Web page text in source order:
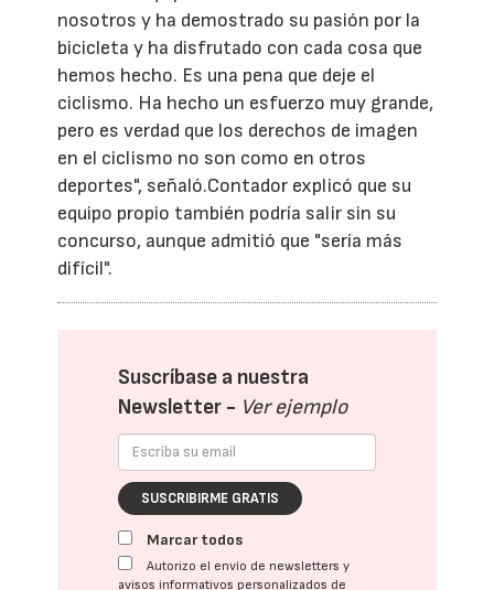
nosotros y ha demostrado su pasión por la
bicicleta y ha disfrutado con cada cosa que
hemos hecho. Es una pena que deje el
ciclismo. Ha hecho un esfuerzo muy grande,
pero es verdad que los derechos de imagen
en el ciclismo no son como en otros
deportes", señaló.Contador explicó que su
equipo propio también podría salir sin su
concurso, aunque admitió que "sería más
difícil".
Suscríbase a nuestra
Newsletter - Ver ejemplo
SUSCRIBIRME GRATIS
Marcar todos
Autorizo el envío de newsletters y
avisos informativos personalizados de